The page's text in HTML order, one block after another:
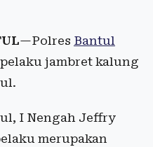
—Polres Bantul
jambret kalung
I Nengah Jeffry
merupakan